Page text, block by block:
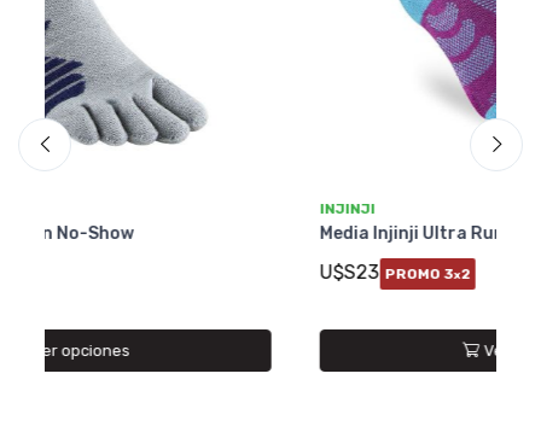
Media Injinji Ultra Run No-Show W (Mujer)